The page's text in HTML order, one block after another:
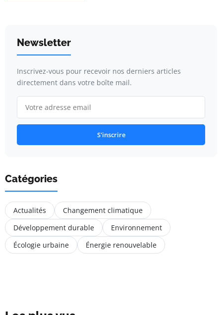
Newsletter
Inscrivez-vous pour recevoir nos derniers articles
directement dans votre boîte mail.
S'inscrire
Catégories
Actualités
Changement climatique
Développement durable
Environnement
Écologie urbaine
Énergie renouvelable